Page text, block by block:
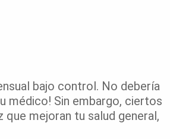
bajo control. No debería
médico! Sin embargo, ciertos
que mejoran tu salud general,